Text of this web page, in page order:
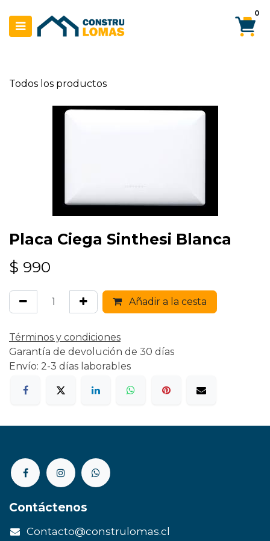
0
Todos los productos
Placa Ciega Sinthesi Blanca
$ 990
Añadir a la cesta
Términos y condiciones
Garantía de devolución de 30 días
Envío: 2-3 días laborables
Contáctenos
Contacto@construlomas.cl